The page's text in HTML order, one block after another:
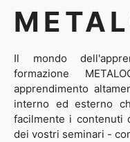
Il mondo
formazione
apprendimento
interno ed esterno
facilmente i contenuti
dei vostri seminari -